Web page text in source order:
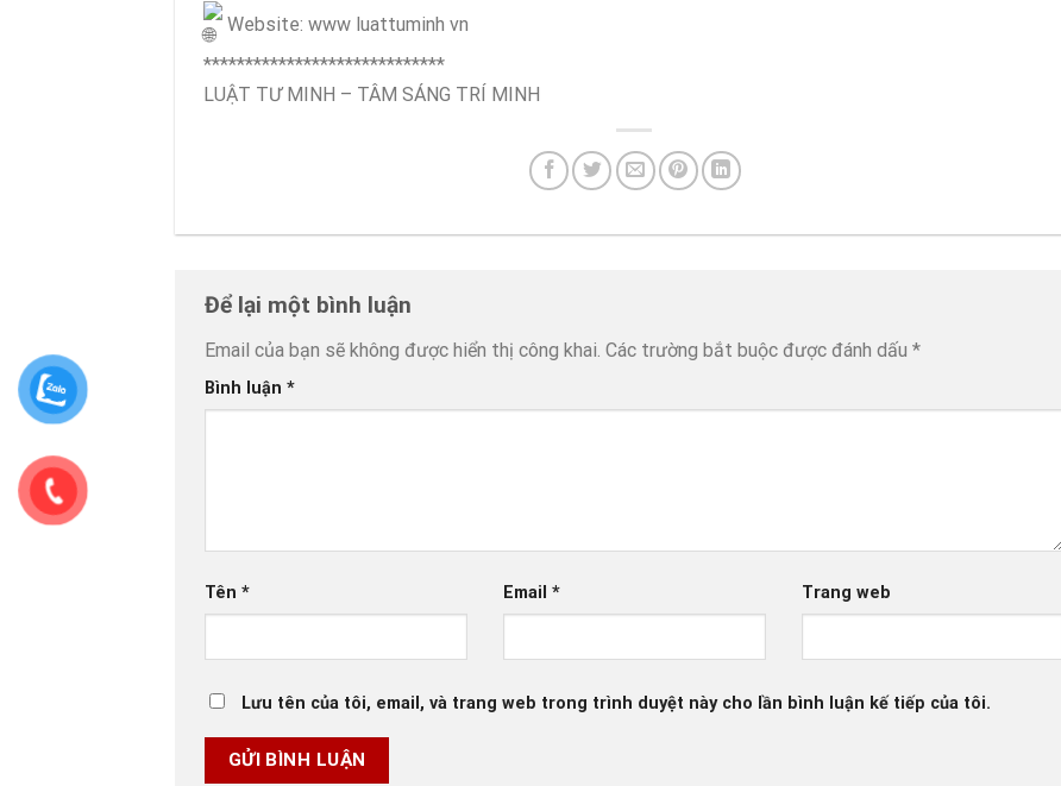
Website: www luattuminh vn
*****************************
LUẬT TƯ MINH – TÂM SÁNG TRÍ MINH
Để lại một bình luận
Email của bạn sẽ không được hiển thị công khai. Các trường bắt buộc được đánh dấu *
Bình luận *
Tên * Email * Trang web
Lưu tên của tôi, email, và trang web trong trình duyệt này cho lần bình luận kế tiếp của tôi.